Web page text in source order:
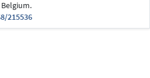
Belgium.
215536